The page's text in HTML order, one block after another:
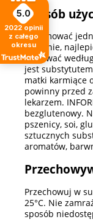
Sposób
Przyjmować
dziennie,
stosować
jest
matki karmiące
powinny przed
lekarzem.
bezglutenowy.
pszenicy, soi,
sztucznych
aromatów,
Przechowuj w
25°C. Nie
sposób
5.0
2022 opinii
z całego
okresu